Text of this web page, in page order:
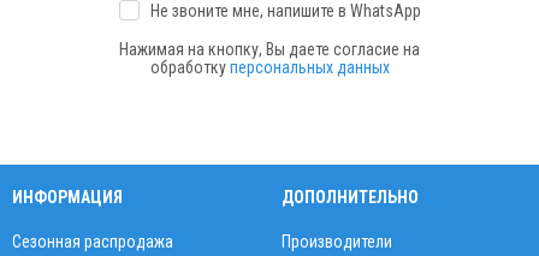
Не звоните мне, напишите в WhatsApp
Нажимая на кнопку, Вы даете согласие на
обработкуперсональных данных
ИНФОРМАЦИЯ
Сезонная распродажа
ДОПОЛНИТЕЛЬНО
Производители